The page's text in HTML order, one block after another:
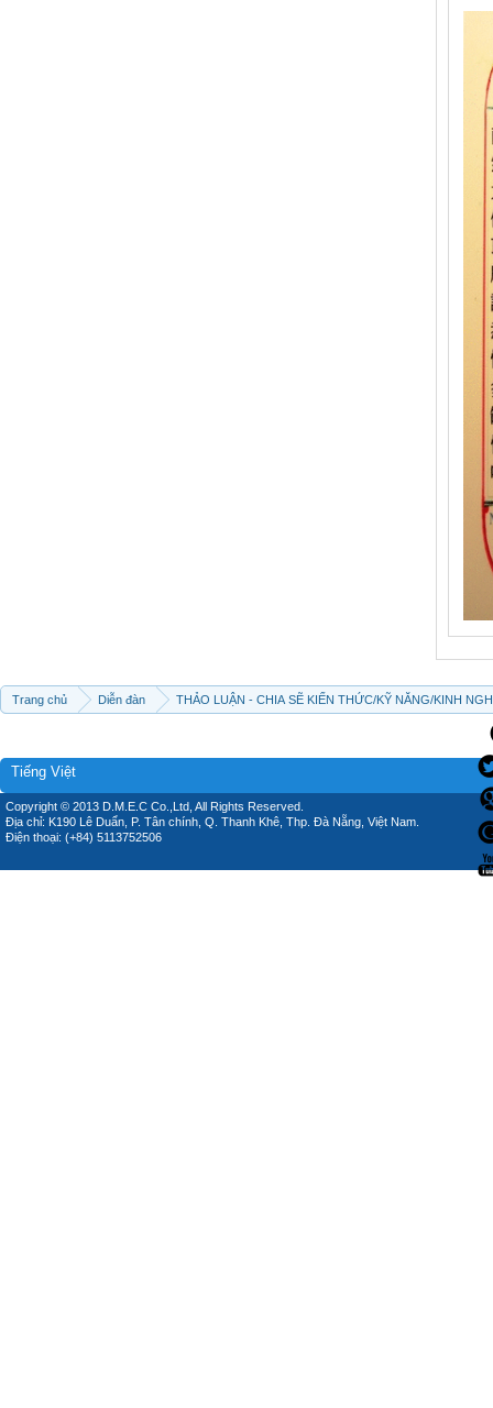
Trang chủ Diễn đàn THẢO LUẬN - CHIA SẼ KIẾN THỨC/KỸ NĂNG/KINH
Tiếng Việt
Copyright © 2013 D.M.E.C Co.,Ltd, All Rights Reserved.
Địa chỉ: K190 Lê Duẩn, P. Tân chính, Q. Thanh Khê, Thp. Đà Nẵng, Việt Nam.
Điện thoại: (+84) 5113752506